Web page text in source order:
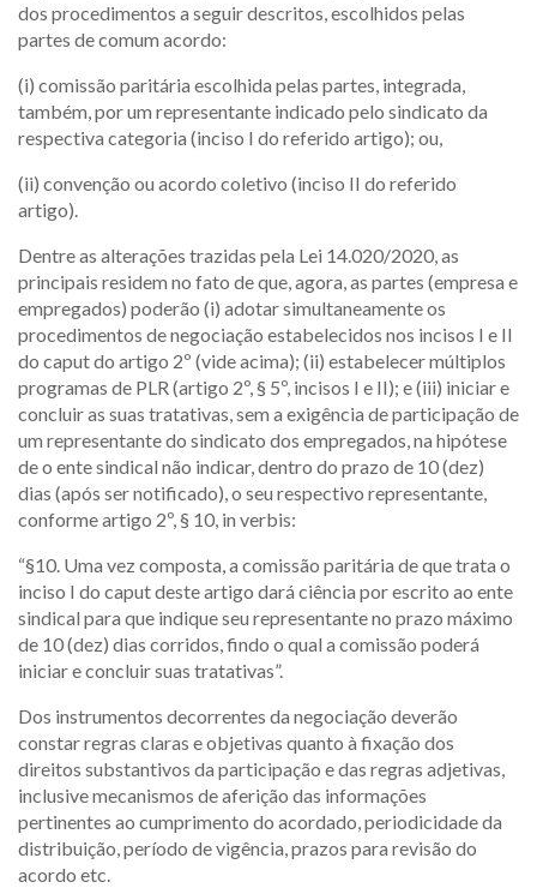
dos procedimentos a seguir descritos, escolhidos pelas
partes de comum acordo:
(i) comissão paritária escolhida pelas partes, integrada,
também, por um representante indicado pelo sindicato da
respectiva categoria (inciso I do referido artigo); ou,
(ii) convenção ou acordo coletivo (inciso II do referido
artigo).
Dentre as alterações trazidas pela Lei 14.020/2020, as
principais residem no fato de que, agora, as partes (empresa e
empregados) poderão (i) adotar simultaneamente os
procedimentos de negociação estabelecidos nos incisos I e II
do caput do artigo 2º (vide acima); (ii) estabelecer múltiplos
programas de PLR (artigo 2º, § 5º, incisos I e II); e (iii) iniciar e
concluir as suas tratativas, sem a exigência de participação de
um representante do sindicato dos empregados, na hipótese
de o ente sindical não indicar, dentro do prazo de 10 (dez)
dias (após ser notificado), o seu respectivo representante,
conforme artigo 2º, § 10, in verbis:
“§10. Uma vez composta, a comissão paritária de que trata o
inciso I do caput deste artigo dará ciência por escrito ao ente
sindical para que indique seu representante no prazo máximo
de 10 (dez) dias corridos, findo o qual a comissão poderá
iniciar e concluir suas tratativas”.
Dos instrumentos decorrentes da negociação deverão
constar regras claras e objetivas quanto à fixação dos
direitos substantivos da participação e das regras adjetivas,
inclusive mecanismos de aferição das informações
pertinentes ao cumprimento do acordado, periodicidade da
distribuição, período de vigência, prazos para revisão do
acordo etc.